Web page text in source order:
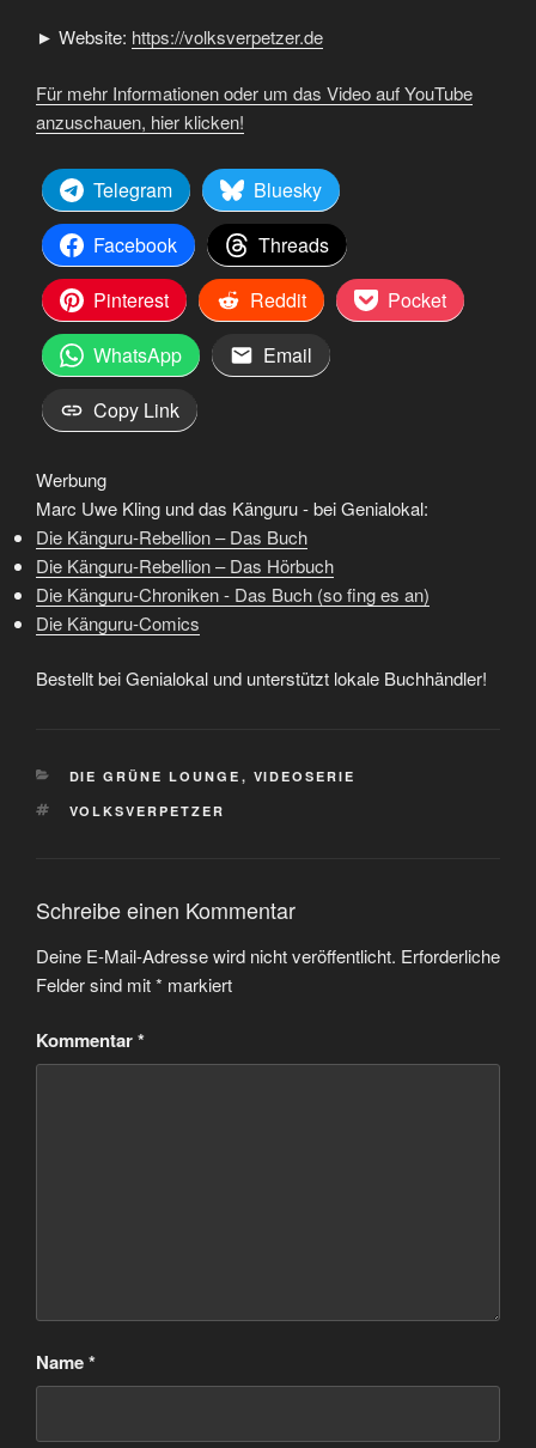
► Website: https://volksverpetzer.de
Für mehr Informationen oder um das Video auf YouTube
anzuschauen, hier klicken!
Telegram
Bluesky
Facebook
Threads
Pinterest
Reddit
Pocket
WhatsApp
Email
Copy Link
Werbung
Marc Uwe Kling und das Känguru - bei Genialokal:
Die Känguru-Rebellion – Das Buch
Die Känguru-Rebellion – Das Hörbuch
Die Känguru-Chroniken - Das Buch (so fing es an)
Die Känguru-Comics
Bestellt bei Genialokal und unterstützt lokale Buchhändler!
KATEGORIEN
DIE GRÜNE LOUNGE , VIDEOSERIE
SCHLAGWÖRTER
VOLKSVERPETZER
Schreibe einen Kommentar
Deine E-Mail-Adresse wird nicht veröffentlicht. Erforderliche
Felder sind mit* markiert
Kommentar*
Name*